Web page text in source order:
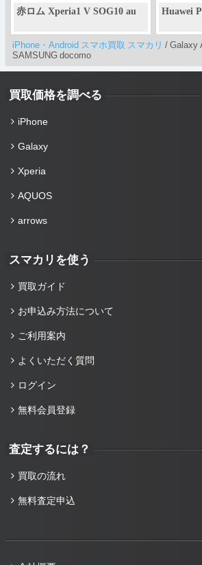
赤ロム Xperia1 V SOG10 au Huawei
iPhone・Android スマホ買取 スマカリ / Galaxy
SAMSUNG docomo
買取価格を調べる
iPhone
Galaxy
Xperia
AQUOS
arrows
スマカリを使う
買取ガイド
お申込み方法について
ご利用案内
よくいただく質問
ログイン
無料会員登録
査定するには？
買取の流れ
無料査定申込